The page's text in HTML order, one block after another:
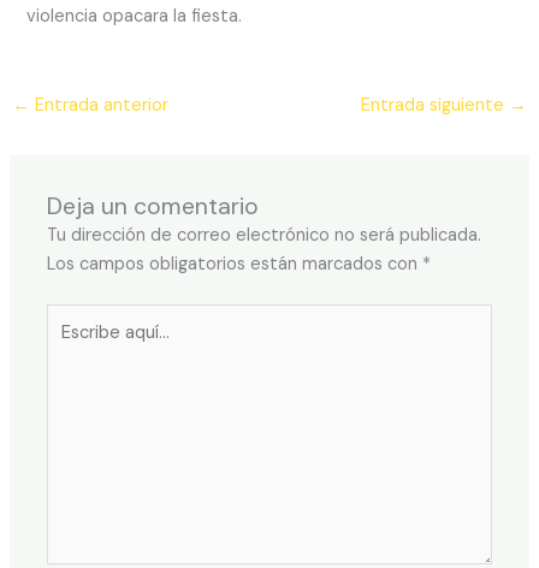
violencia opacara la fiesta.
← Entrada anterior Entrada siguiente →
Deja un comentario
Tu dirección de correo electrónico no será publicada.
Los campos obligatorios están marcados con *